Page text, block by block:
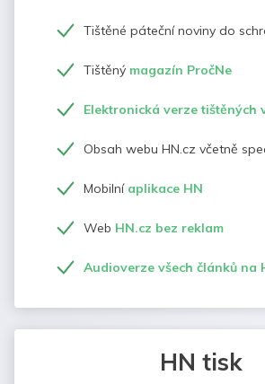
Tištěné páteční noviny do
Tištěný magazín PročNe
Elektronická verze tištěných
Obsah webu HN.cz včetně
Mobilní aplikace HN
Web HN.cz bez reklam
Audioverze všech článků na
HN tisk